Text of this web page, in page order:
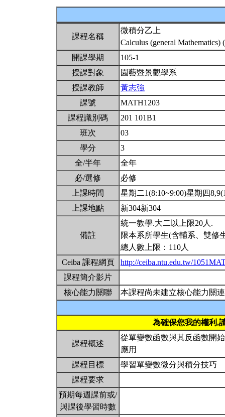
課程名稱
微積分乙上
Calculus (general Mathematics)
開課學期
105-1
授課對象
園藝暨景觀學系
授課教師
黃志強
課號
MATH1203
課程識別碼
201 101B1
班次
03
學分
3
全/半年
全年
必/選修
必修
上課時間
星期二1(8:10~9:00)星期四
上課地點
新304新304
備註
統一教學.大二以上限20人.
限本系所學生(含輔系、雙修
總人數上限：110人
Ceiba 課程網頁
http://ceiba.ntu.edu.tw/
課程簡介影片
核心能力關聯
本課程尚未建立核心能力關連
為確保您我的權利,
課程概述
從單變數函數與其反函數開
應用
課程目標
學習單變數微分與積分技巧
課程要求
預期每週課前或/
與課後學習時數